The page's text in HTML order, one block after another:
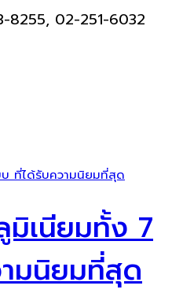
8255, 02-251-6032
มิเนียมทั้ง 7
มนิยมที่สุด